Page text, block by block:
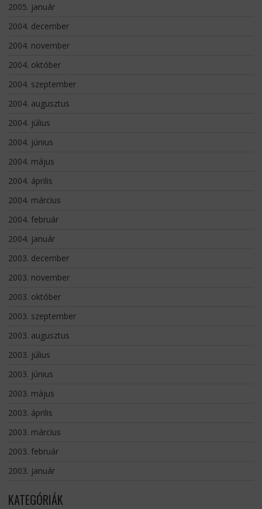
2005. január
2004. december
2004. november
2004. október
2004. szeptember
2004. augusztus
2004. július
2004. június
2004. május
2004. április
2004. március
2004. február
2004. január
2003. december
2003. november
2003. október
2003. szeptember
2003. augusztus
2003. július
2003. június
2003. május
2003. április
2003. március
2003. február
2003. január
KATEGÓRIÁK